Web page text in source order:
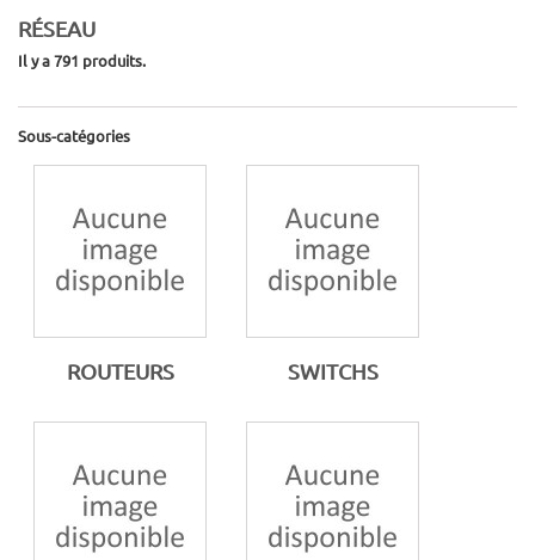
RÉSEAU
Il y a 791 produits.
Sous-catégories
ROUTEURS SWITCHS